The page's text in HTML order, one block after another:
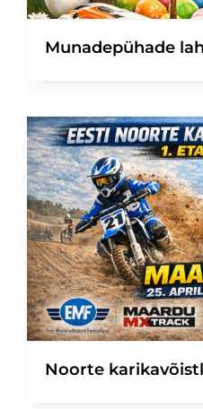
Munadepühade
Noorte